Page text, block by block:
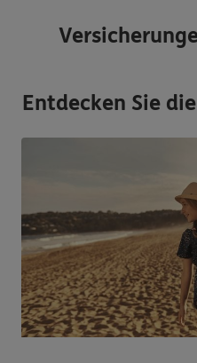
Entdecken Sie